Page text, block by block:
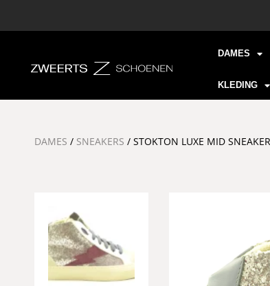
DAMES
KLEDING
DAMES / SNEAKERS / STOKTON LUXE MID